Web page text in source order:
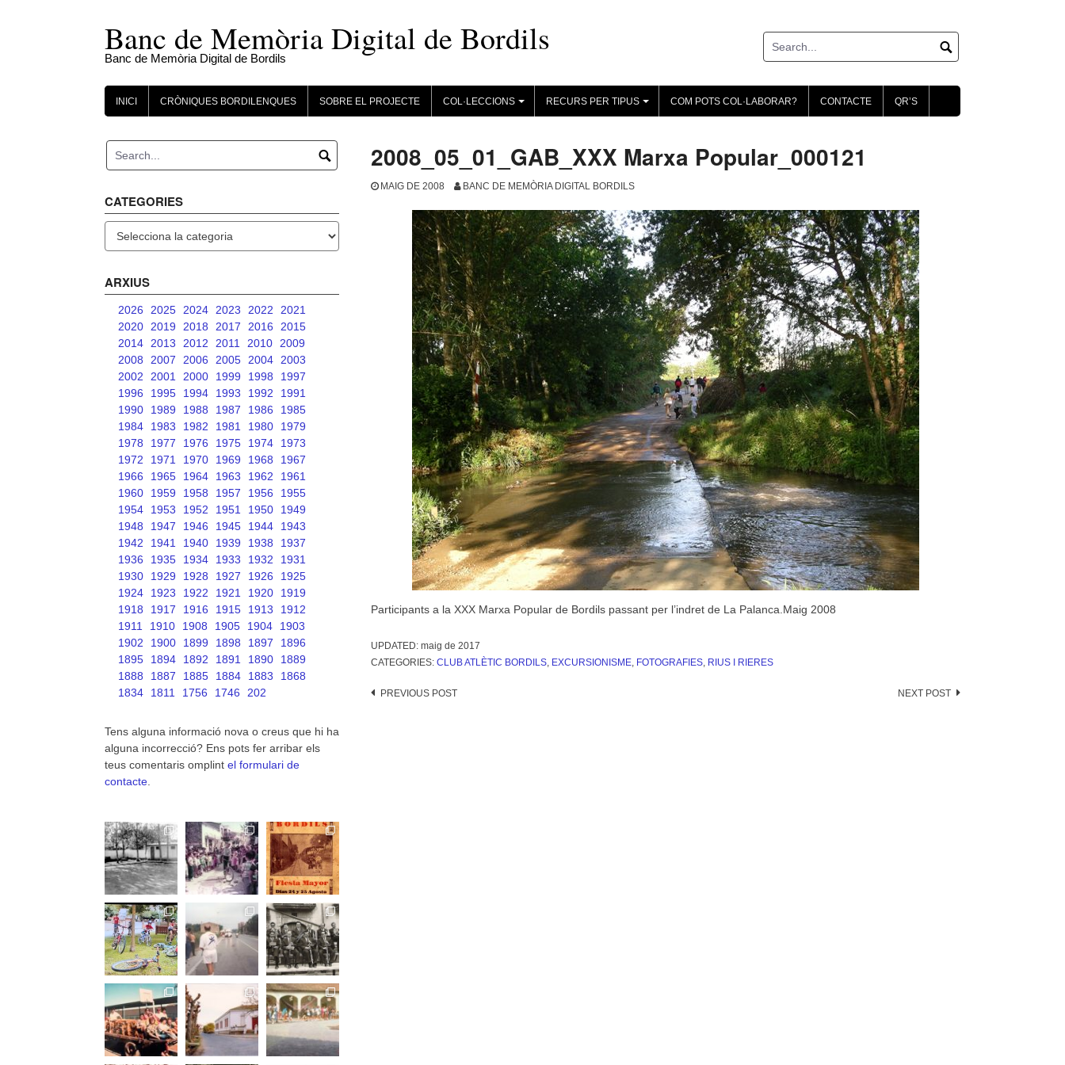
Banc de Memòria Digital de Bordils
Banc de Memòria Digital de Bordils
INICI CRÒNIQUES BORDILENQUES SOBRE EL PROJECTE
+
COL·LECCIONS
+
RECURS PER TIPUS COM POTS COL·LABORAR? CONTACTE QR’S
2008_05_01_GAB_XXX Marxa Popular_000121
MAIG DE 2008 BANC DE MEMÒRIA DIGITAL BORDILS
Participants a la XXX Marxa Popular de Bordils passant per l’indret de La Palanca.Maig 2008
UPDATED: maig de 2017
CATEGORIES: CLUB ATLÈTIC BORDILS, EXCURSIONISME, FOTOGRAFIES, RIUS I RIERES
Post
PREVIOUS POST NEXT POST
CATEGORIES
ARXIUS
2026 2025 2024 2023 2022
2021
2020
2019 2018 2017 2016
2015
2014
2013 2012 2011 2010
2009
2008
2007 2006 2005 2004
2003
2002
2001 2000 1999 1998
1997
1996
1995 1994 1993 1992
1991
1990
1989 1988 1987 1986
1985
1984
1983 1982 1981 1980
1979
1978
1977 1976 1975 1974
1973
1972
1971 1970 1969 1968
1967
1966
1965 1964 1963 1962
1961
1960
1959 1958 1957 1956
1955
1954
1953 1952 1951 1950
1949
1948
1947 1946 1945 1944
1943
1942
1941 1940 1939 1938
1937
1936
1935 1934 1933 1932
1931
1930
1929 1928 1927 1926
1925
1924
1923 1922 1921 1920
1919
1918
1917 1916 1915 1913
1912
1911
1910 1908 1905 1904
1903
1902
1900 1899 1898 1897
1896
1895
1894 1892 1891 1890
1889
1888
1887 1885 1884 1883
1868
1834
1811 1756 1746 202
Tens alguna informació nova o creus que hi ha
alguna incorrecció? Ens pots fer arribar els
teus comentaris omplint el formulari de
contacte